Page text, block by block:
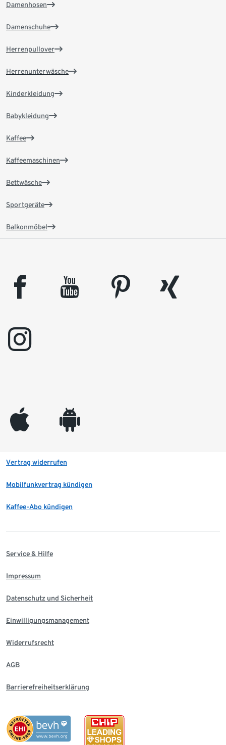
Damenhosen
Damenschuhe
Herrenpullover
Herrenunterwäsche
Kinderkleidung
Babykleidung
Kaffee
Kaffeemaschinen
Bettwäsche
Sportgeräte
Balkonmöbel
facebook youtube pinterest
xing
instagram
appleinc android
Vertrag widerrufen
Mobilfunkvertrag kündigen
Kaffee-Abo kündigen
Service & Hilfe
Impressum
Datenschutz und Sicherheit
Einwilligungsmanagement
Widerrufsrecht
AGB
Barrierefreiheitserklärung